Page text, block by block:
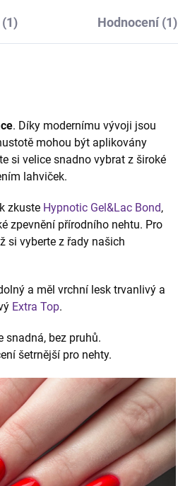
Hodnocení (1)
. Díky modernímu vývoji jsou
mohou být aplikovány
si velice snadno vybrat z široké
lahviček.
zkuste Hypnotic Gel&Lac Bond,
zpevnění přírodního nehtu. Pro
si vyberte z řady našich
a měl vrchní lesk trvanlivý a
Extra Top.
snadná, bez pruhů.
šetrnější pro nehty.